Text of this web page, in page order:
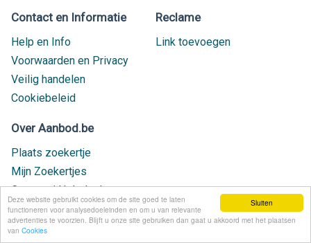
Sluiten
Deze website gebruikt cookies om de site goed te laten
functioneren voor analysedoeleinden en om u van relevante
advertenties te voorzien. Blijft u onze site gebruiken dan gaat u akkoord met het plaatsen
van Cookies
Contact en Informatie
Help en Info
Voorwaarden en Privacy
Veilig handelen
Cookiebeleid
Reclame
Link toevoegen
Over Aanbod.be
Plaats zoekertje
Mijn Zoekertjes
Contact / Helpdesk
Nieuw geplaatst